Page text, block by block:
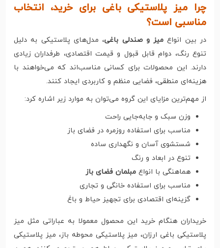
چرا میز پلاستیکی باغی برای خرید، انتخاب
مناسبی است؟
در بین انواع میز و صندلی باغی، مدل‌های پلاستیکی به دلیل
تنوع رنگ، دوام قابل قبول و قیمت اقتصادی، طرفداران زیادی
دارند. این محصولات برای کسانی مناسب‌اند که می‌خواهند با
هزینه‌ای منطقی، فضایی منظم و کاربردی ایجاد کنند.
از مهم‌ترین مزایای این گروه می‌توان به موارد زیر اشاره کرد:
وزن سبک و جابه‌جایی راحت
مناسب برای استفاده روزمره در فضای باز
شستشوی آسان و نگهداری ساده
تنوع در ابعاد و رنگ
هماهنگی با انواع مبلمان فضای باز
مناسب برای استفاده خانگی و تجاری
گزینه‌ای اقتصادی برای تجهیز حیاط و باغ
خریداران هنگام خرید این محصول معمولا به عباراتی مثل میز
پلاستیکی باغی ارزان، میز پلاستیکی محوطه باز، میز پلاستیکی